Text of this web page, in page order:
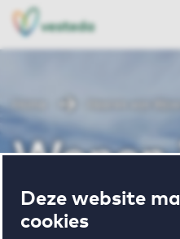
Deze website
cookies
NL
EN
Wonen